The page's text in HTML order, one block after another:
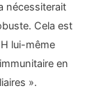
nécessiterait
Cela est
lui-même
en
».